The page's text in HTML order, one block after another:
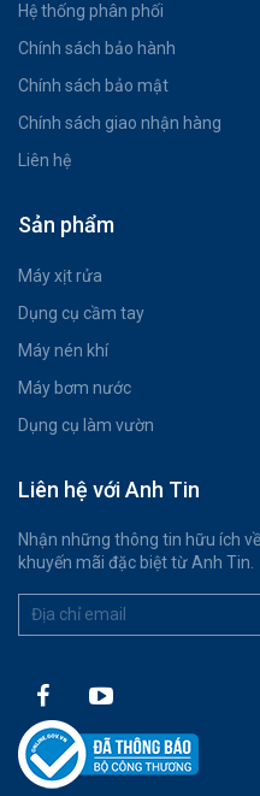
Hệ thống phân phối
Chính sách bảo hành
Chính sách bảo mật
Chính sách giao nhận hàng
Liên hệ
Sản phẩm
Máy xịt rửa
Dụng cụ cầm tay
Máy nén khí
Máy bơm nước
Dụng cụ làm vườn
Liên hệ với Anh Tin
Nhận những thông tin hữu ích
khuyến mãi đặc biệt từ Anh Tin.